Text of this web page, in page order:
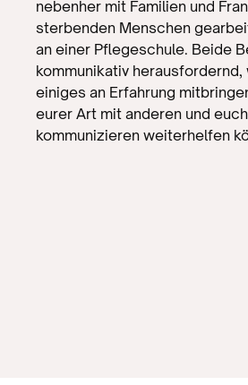
nebenher mit Familien und
sterbenden Menschen
an einer Pflegeschule. Beide
kommunikativ
einiges an Erfahrung
eurer Art mit anderen und
kommunizieren weiterhelfen